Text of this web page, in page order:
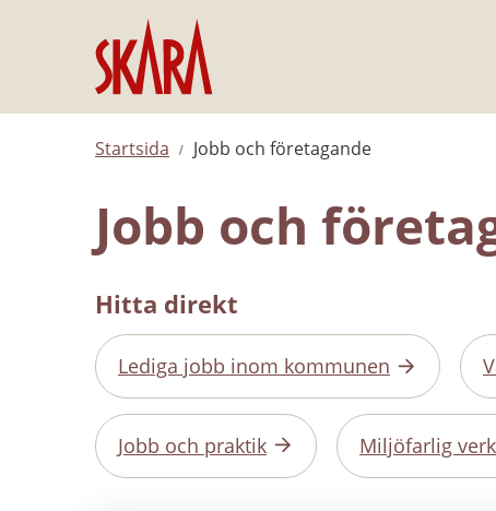
Hoppa till innehåll
Startsida Jobb och företagande
Jobb och
Hitta direkt
Lediga jobb inom kommunen
Jobb och praktik Miljöfarlig